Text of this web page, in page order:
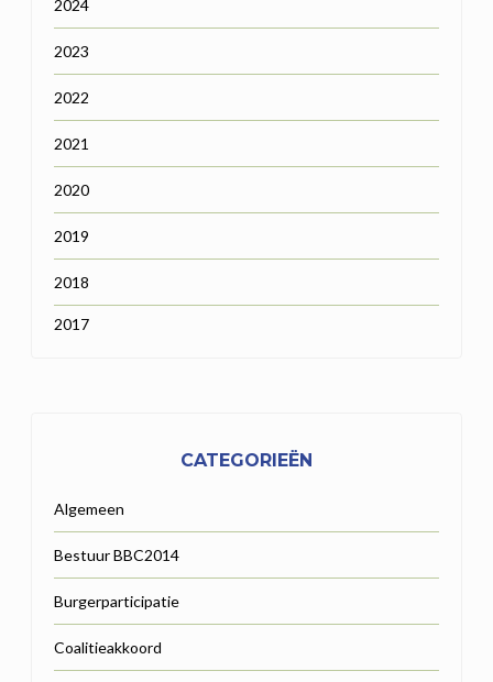
2024
2023
2022
2021
2020
2019
2018
2017
CATEGORIEËN
Algemeen
Bestuur BBC2014
Burgerparticipatie
Coalitieakkoord